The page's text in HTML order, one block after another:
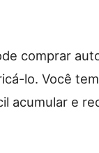
comprar
lo. Você
acumular e